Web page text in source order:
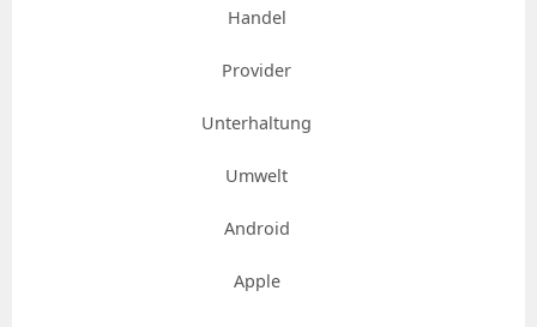
Handel
Provider
Unterhaltung
Umwelt
Android
Apple